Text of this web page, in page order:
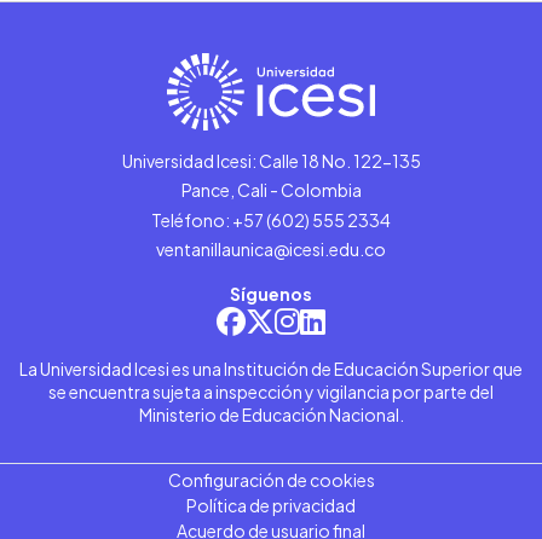
Universidad Icesi: Calle 18 No. 122-135
Pance, Cali - Colombia
Teléfono: +57 (602) 555 2334
ventanillaunica@icesi.edu.co
Síguenos
La Universidad Icesi es una Institución de Educación Superior que
se encuentra sujeta a inspección y vigilancia por parte del
Ministerio de Educación Nacional.
Configuración de cookies
Política de privacidad
Acuerdo de usuario final